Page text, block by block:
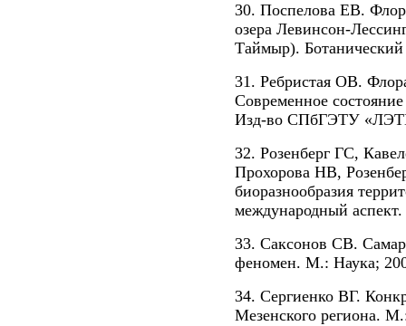
30. Поспелова ЕВ.
озера Левинсон-
Таймыр).
31. Ребристая ОВ.
Современное
Изд-во СПбГЭТУ
32. Розенберг ГС,
Прохорова НВ,
биоразнообразия
международный
33. Саксонов СВ.
феномен. М.: Наука;
34. Сергиенко ВГ.
Мезенского региона.